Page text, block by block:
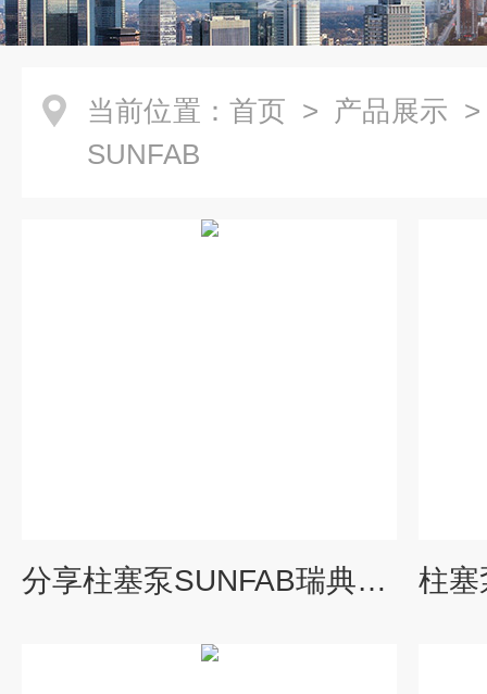
当前位置： 首页 > 产品展示
SUNFAB
分享柱塞泵SUNFAB瑞典SAP系列库存